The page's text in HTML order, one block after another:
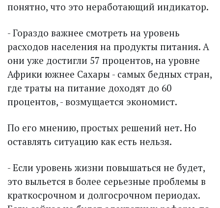
понятно, что это неработающий индикатор.
- Гораздо важнее смотреть на уровень
расходов населения на продукты питания. А
они уже достигли 57 процентов, на уровне
Африки южнее Сахары - самых бедных стран,
где траты на питание доходят до 60
процентов, - возмущается экономист.
По его мнению, простых решений нет. Но
оставлять ситуацию как есть нельзя.
- Если уровень жизни повышаться не будет,
это выльется в более серьезные проблемы в
краткосрочном и долгосрочном периодах.